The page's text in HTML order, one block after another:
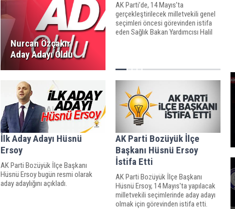
Nurcan Özçakır
Aday Adayı Oldu
AK Parti’de, 14 Mayıs’ta
gerçekleştirilecek milletvekili genel
seçimleri öncesi görevinden istifa
eden Sağlık Bakan Yardımcısı Halil
İlk Aday Adayı Hüsnü
Ersoy
AK Parti Bozüyük İlçe Başkanı
Hüsnü Ersoy bugün resmi olarak
aday adaylığını açıkladı.
AK Parti Bozüyük İlçe
Başkanı Hüsnü Ersoy
İstifa Etti
AK Parti Bozüyük İlçe Başkanı
Hüsnü Ersoy, 14 Mayıs'ta yapılacak
milletvekili seçimlerinde aday adayı
olmak için görevinden istifa etti.